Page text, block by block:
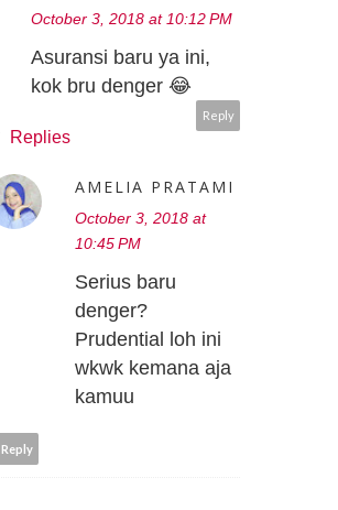
October 3, 2018 at 10:12 PM
Asuransi baru ya ini,
kok bru denger 😂
Reply
Replies
AMELIA PRATAMI
October 3, 2018 at
10:45 PM
Serius baru
denger?
Prudential loh ini
wkwk kemana aja
kamuu
Reply